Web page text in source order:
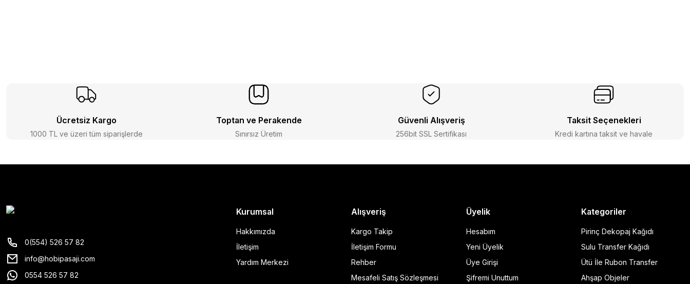
Ücretsiz Kargo
1000 TL ve üzeri tüm siparişlerde
Toptan ve Perakende
Sınırsız Üretim
Güvenli Alışveriş
256bit SSL Sertifikası
Taksit Seçenekleri
Kredi kartına taksit ve havale
0(554) 526 57 82
info@hobipasaji.com
0554 526 57 82
Kurumsal
Hakkımızda
İletişim
Yardım Merkezi
Alışveriş
Kargo Takip
İletişim Formu
Rehber
Mesafeli Satış Sözleşmesi
Üyelik
Hesabım
Yeni Üyelik
Üye Girişi
Şifremi Unuttum
Kategoriler
Pirinç Dekopaj Kağıdı
Sulu Transfer Kağıdı
Ütü İle Rubon Transfer
Ahşap Objeler